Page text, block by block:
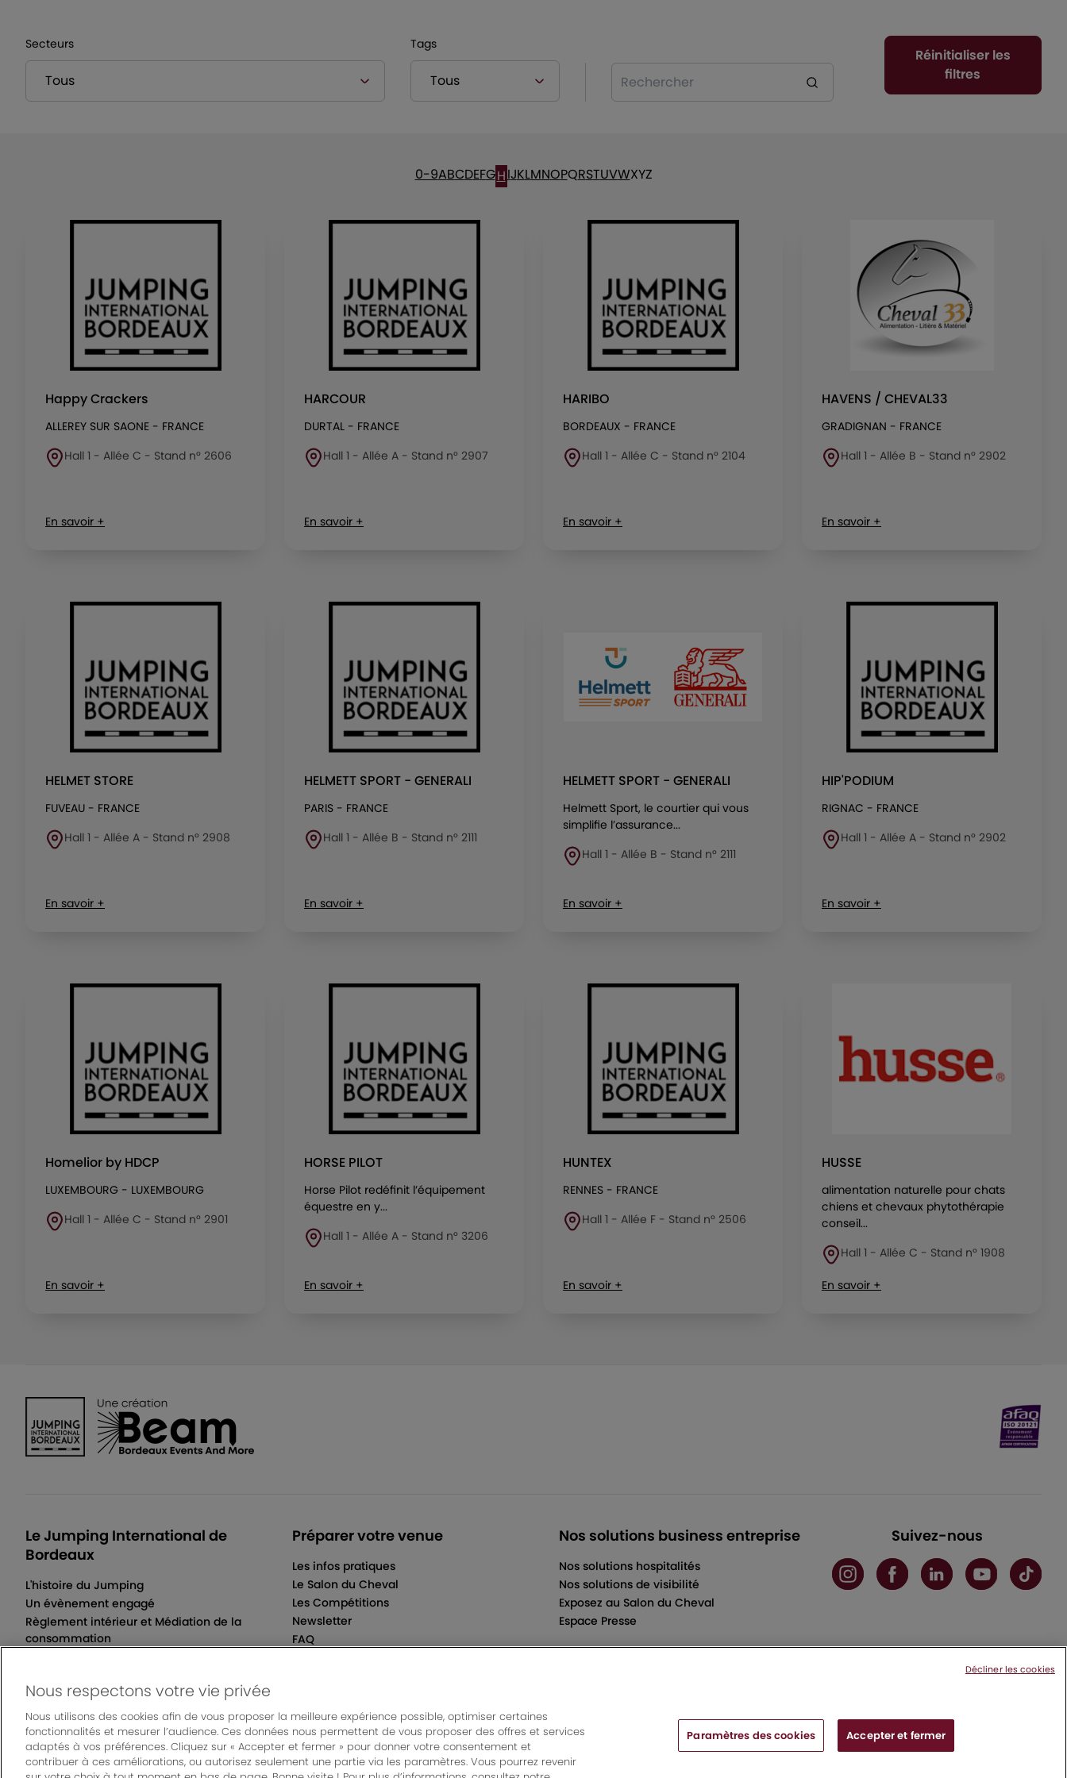
Secteurs Tags
Rechercher
Réinitialiser les
filtres
0-9ABCDEFGHIJKLMNOPQRSTUVWXYZ
Happy Crackers
ALLEREY SUR SAONE - FRANCE
Hall 1 - Allée C - Stand n° 2606
En savoir +
HARCOUR
DURTAL - FRANCE
Hall 1 - Allée A - Stand n° 2907
En savoir +
HARIBO
BORDEAUX - FRANCE
Hall 1 - Allée C - Stand n° 2104
En savoir +
HAVENS / CHEVAL33
GRADIGNAN - FRANCE
Hall 1 - Allée B - Stand n° 2902
En savoir +
HELMET STORE
FUVEAU - FRANCE
Hall 1 - Allée A - Stand n° 2908
En savoir +
HELMETT SPORT - GENERALI
PARIS - FRANCE
Hall 1 - Allée B - Stand n° 2111
En savoir +
HELMETT SPORT - GENERALI
Helmett Sport, le courtier qui vous
simplifie l’assurance...
Hall 1 - Allée B - Stand n° 2111
En savoir +
HIP'PODIUM
RIGNAC - FRANCE
Hall 1 - Allée A - Stand n° 2902
En savoir +
Homelior by HDCP
LUXEMBOURG - LUXEMBOURG
Hall 1 - Allée C - Stand n° 2901
En savoir +
HORSE PILOT
Horse Pilot redéfinit l’équipement
équestre en y...
Hall 1 - Allée A - Stand n° 3206
En savoir +
HUNTEX
RENNES - FRANCE
Hall 1 - Allée F - Stand n° 2506
En savoir +
HUSSE
alimentation naturelle pour chats
chiens et chevaux phytothérapie
conseil...
Hall 1 - Allée C - Stand n° 1908
En savoir +
Le Jumping International de
Bordeaux
L'histoire du Jumping
Un évènement engagé
Règlement intérieur et Médiation de la
consommation
Préparer votre venue
Les infos pratiques
Le Salon du Cheval
Les Compétitions
Newsletter
FAQ
Nos solutions business entreprise
Nos solutions hospitalités
Nos solutions de visibilité
Exposez au Salon du Cheval
Espace Presse
Suivez-nous
© Bordeaux Events And More | Rue Jean Samazeuilh - CS 20088 - 33070 Bordeaux cedex - France
Un événement organisé par Bordeaux Events And More|Mentions légales| Règlement général des manifestations|Charte de protection des données personnelles
Paramètres des cookies
Nous respectons votre vie privée
Nous utilisons des cookies afin de vous proposer la meilleure expérience possible, optimiser certaines
fonctionnalités et mesurer l’audience. Ces données nous permettent de vous proposer des offres et services
adaptés à vos préférences. Cliquez sur « Accepter et fermer » pour donner votre consentement et
contribuer à ces améliorations, ou autorisez seulement une partie via les paramètres. Vous pourrez revenir
Paramètres des cookies Accepter et fermer
Décliner les cookies